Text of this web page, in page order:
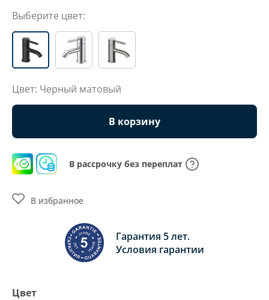
Выберите цвет:
Цвет: Черный матовый
В корзину
В рассрочку без переплат
Гарантия 5 лет.
Условия гарантии
В избранное
Цвет